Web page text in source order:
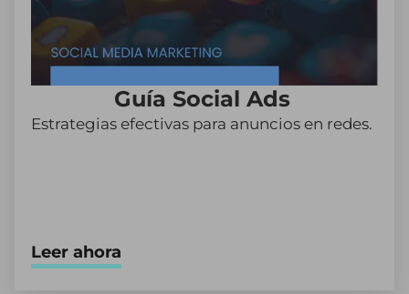
Guía Social Ads
Estrategias efectivas para anuncios en redes.
Leer ahora